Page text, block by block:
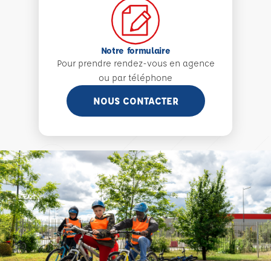
Notre formulaire
Pour prendre rendez-vous en agence
ou par téléphone
NOUS CONTACTER